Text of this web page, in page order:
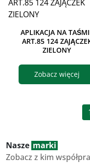
APLIKACJA NA
ART.85 124
ZIELONY
Zobacz więcej
Nasze marki
Zobacz z kim